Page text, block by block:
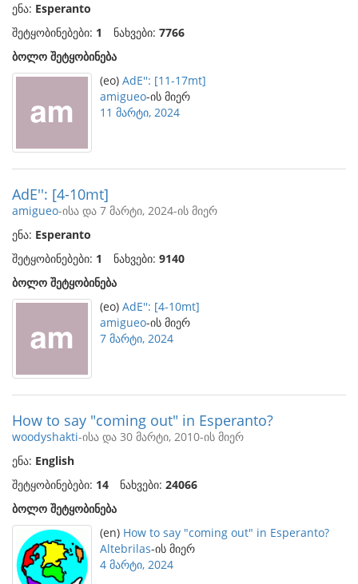
ენა: Esperanto
შეტყობინებები: 1 ნახვები: 7766
ბოლო შეტყობინება
(eo) AdE'': [11-17mt]
amigueo-ის მიერ
11 მარტი, 2024
AdE'': [4-10mt]
amigueo-ისა და 7 მარტი, 2024-ის მიერ
ენა: Esperanto
შეტყობინებები: 1 ნახვები: 9140
ბოლო შეტყობინება
(eo) AdE'': [4-10mt]
amigueo-ის მიერ
7 მარტი, 2024
How to say "coming out" in Esperanto?
woodyshakti-ისა და 30 მარტი, 2010-ის მიერ
ენა: English
შეტყობინებები: 14 ნახვები: 24066
ბოლო შეტყობინება
(en) How to say "coming out" in Esperanto?
Altebrilas-ის მიერ
4 მარტი, 2024